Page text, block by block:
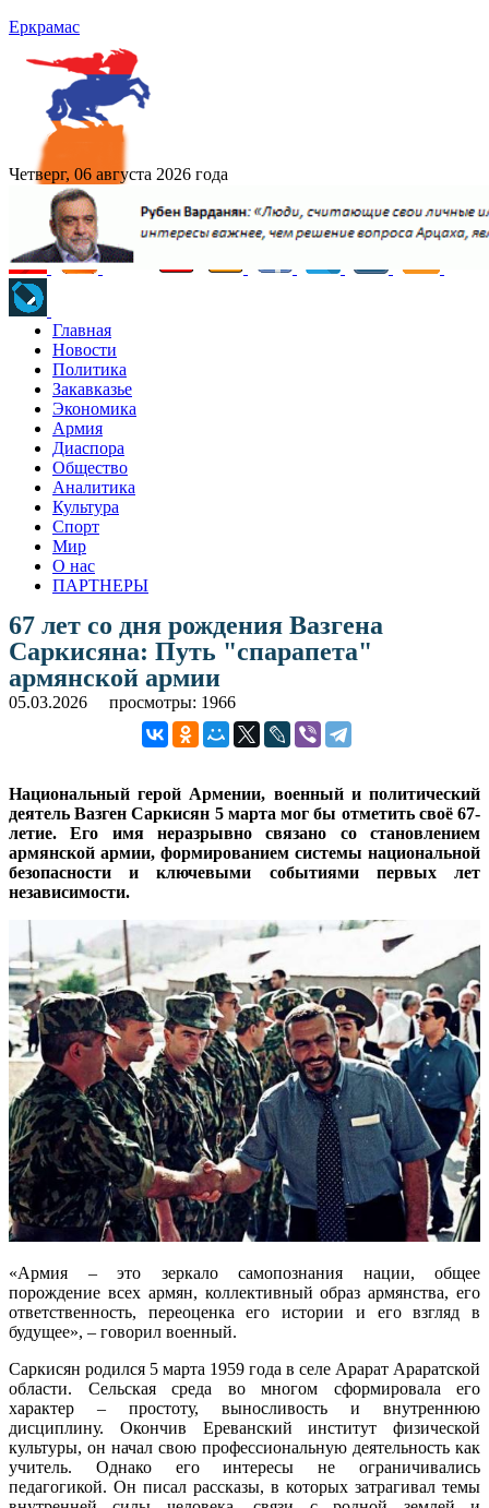
Еркрамас
Четверг, 06 августа 2026 года
Главная
Новости
Политика
Закавказье
Экономика
Армия
Диаспора
Общество
Аналитика
Культура
Спорт
Мир
О нас
ПАРТНЕРЫ
67 лет со дня рождения Вазгена
Саркисяна: Путь "спарапета"
армянской армии
05.03.2026 просмотры: 1966
Национальный герой Армении, военный и политический
деятель Вазген Саркисян 5 марта мог бы отметить своё 67-
летие. Его имя неразрывно связано со становлением
армянской армии, формированием системы национальной
безопасности и ключевыми событиями первых лет
независимости.
«Армия – это зеркало самопознания нации, общее
порождение всех армян, коллективный образ армянства, его
ответственность, переоценка его истории и его взгляд в
будущее», – говорил военный.
Саркисян родился 5 марта 1959 года в селе Арарат Араратской
области. Сельская среда во многом сформировала его
характер – простоту, выносливость и внутреннюю
дисциплину. Окончив Ереванский институт физической
культуры, он начал свою профессиональную деятельность как
учитель. Однако его интересы не ограничивались
педагогикой. Он писал рассказы, в которых затрагивал темы